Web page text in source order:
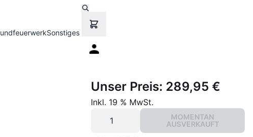
Sonstiges
Unser Preis: 289,95 €
Inkl. 19 % MwSt.
MOMENTAN
AUSVERKAUFT